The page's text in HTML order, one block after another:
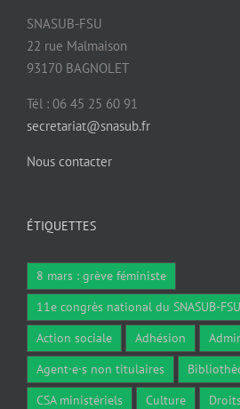
SNASUB-FSU
22 rue Malmaison
93170 BAGNOLET
Tél : 06 45 25 60 91
secretariat@snasub.fr
Nous contacter
ÉTIQUETTES
8 mars : grève féministe
11e congrès national du SNASUB-FSU
Action sociale
Adhésion
Agent·e·s non titulaires
CSA ministériels
Culture